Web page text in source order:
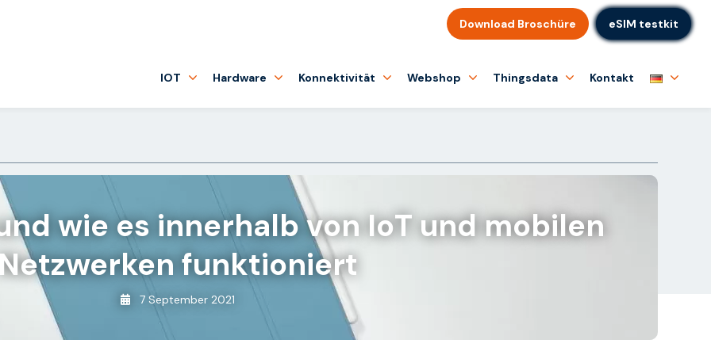
Download Broschüre eSIM testkit
IOT Hardware Konnektivität Webshop Thingsdata Kontakt
wie es innerhalb von IoT und mobilen
funktioniert
7 September 2021